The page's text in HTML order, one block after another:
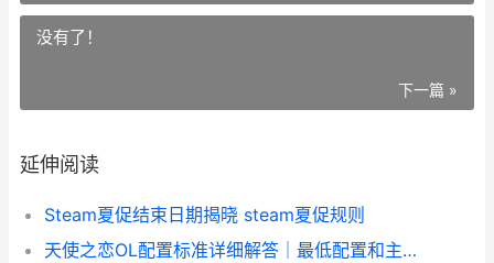
没有了！
下一篇 »
延伸阅读
Steam夏促结束日期揭晓 steam夏促规则
天使之恋OL配置标准详细解答｜最低配置和主推配置概括 天使之恋ol配置要求